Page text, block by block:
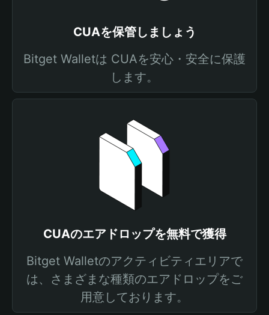
CUAを保管しましょう
Bitget Walletは CUAを安心・安全に保護
します。
CUAのエアドロップを無料で獲得
Bitget Walletのアクティビティエリアで
は、さまざまな種類のエアドロップをご
用意しております。